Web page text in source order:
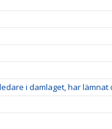
i damlaget, har lämnat